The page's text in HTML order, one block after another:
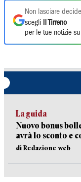
Non lasciare
scegli
Il Tirreno
per le tue notizie
La guida
Nuovo bonus
avrà lo sconto e
di Redazione web